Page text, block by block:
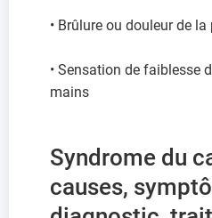
• Brûlure ou douleur de
• Sensation de faiblesse
mains
Syndrome du
causes,